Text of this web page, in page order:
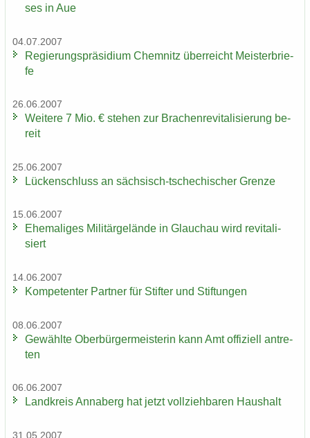
ses in Aue
04.07.2007
Re­gie­rungs­prä­si­di­um Chem­nitz über­reicht Meis­ter­brie­
fe
26.06.2007
Wei­te­re 7 Mio. € ste­hen zur Bra­chen­re­vi­ta­li­sie­rung be­
reit
25.06.2007
Lü­cken­schluss an sächsisch-​tschechischer Gren­ze
15.06.2007
Ehe­ma­li­ges Mi­li­tär­ge­län­de in Glauch­au wird re­vi­ta­li­
siert
14.06.2007
Kom­pe­ten­ter Part­ner für Stif­ter und Stif­tun­gen
08.06.2007
Ge­wähl­te Ober­bür­ger­meis­te­rin kann Amt of­fi­zi­ell an­tre­
ten
06.06.2007
Land­kreis An­na­berg hat jetzt voll­zieh­ba­ren Haus­halt
31.05.2007